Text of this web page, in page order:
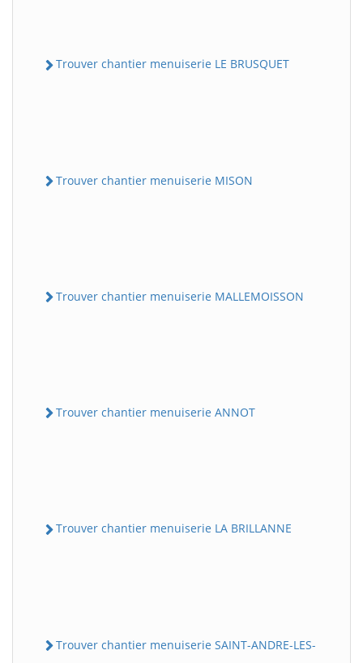
Trouver chantier menuiserie LE BRUSQUET
Trouver chantier menuiserie MISON
Trouver chantier menuiserie MALLEMOISSON
Trouver chantier menuiserie ANNOT
Trouver chantier menuiserie LA BRILLANNE
Trouver chantier menuiserie SAINT-ANDRE-LES-